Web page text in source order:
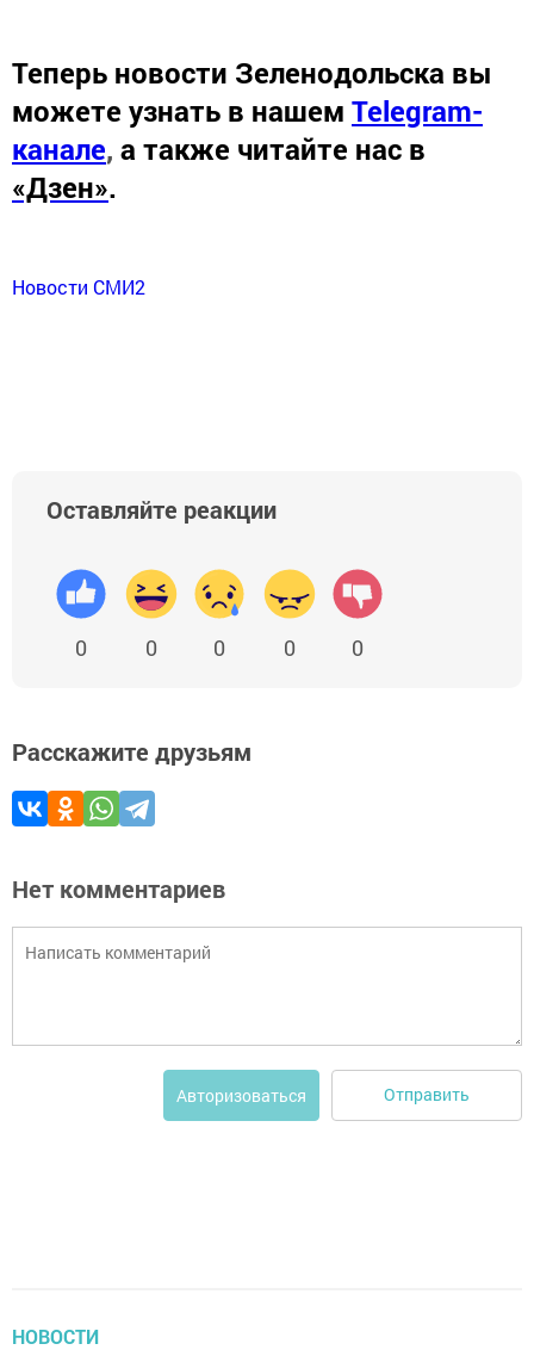
Теперь новости Зеленодольска вы
можете узнать в нашем Telegram-
канале, а также читайте нас в
«Дзен».
Новости СМИ2
Оставляйте реакции
0 0 0 0 0
Расскажите друзьям
Нет комментариев
Авторизоваться Отправить
НОВОСТИ